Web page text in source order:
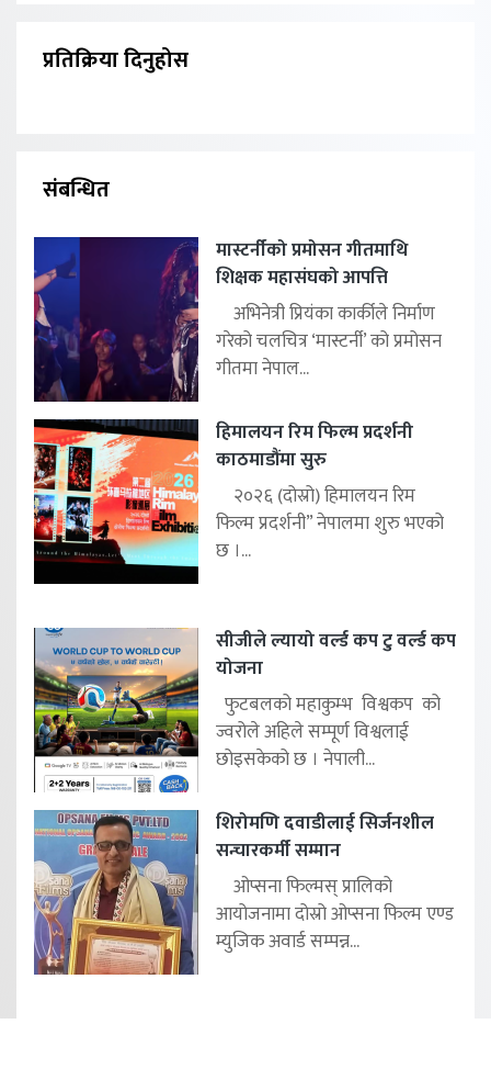
प्रतिक्रिया दिनुहोस
संबन्धित
मास्टर्नीको प्रमोसन गीतमाथि
शिक्षक महासंघको आपत्ति
अभिनेत्री प्रियंका कार्कीले निर्माण
गरेको चलचित्र ‘मास्टर्नी’ को प्रमोसन
गीतमा नेपाल...
हिमालयन रिम फिल्म प्रदर्शनी
काठमाडौंमा सुरु
२०२६ (दोस्रो) हिमालयन रिम
फिल्म प्रदर्शनी” नेपालमा शुरु भएको
छ ।...
सीजीले ल्यायो वर्ल्ड कप टु वर्ल्ड कप
योजना
फुटबलको महाकुम्भ विश्वकप को
ज्वरोले अहिले सम्पूर्ण विश्वलाई
छोइसकेको छ । नेपाली...
शिरोमणि दवाडीलाई सिर्जनशील
सन्चारकर्मी सम्मान
ओप्सना फिल्मस् प्रालिको
आयोजनामा दोस्रो ओप्सना फिल्म एण्ड
म्युजिक अवार्ड सम्पन्न...